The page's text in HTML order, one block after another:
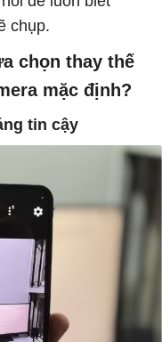
chụp.
chọn thay thế
mặc định?
tin cậy